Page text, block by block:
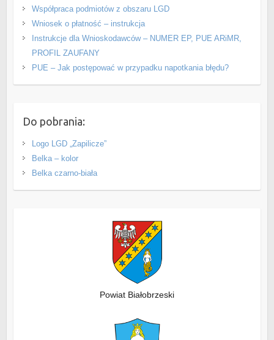
Współpraca podmiotów z obszaru LGD
Wniosek o płatność – instrukcja
Instrukcje dla Wnioskodawców – NUMER EP, PUE ARiMR,
PROFIL ZAUFANY
PUE – Jak postępować w przypadku napotkania błędu?
Do pobrania:
Logo LGD „Zapilicze”
Belka – kolor
Belka czarno-biała
Powiat Białobrzeski